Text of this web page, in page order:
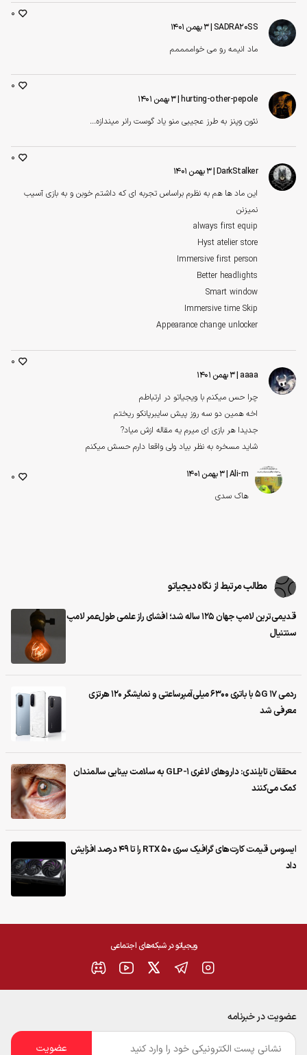
SADRA20SS| ۳ بهمن ۱۴۰۱
ماد انیمه رو می خواممممم
0
hurting-other-pepole| ۳ بهمن ۱۴۰۱
نئون وپنز به طرز عجیبی منو یاد گوست رانر میندازه...
0
DarkStalker| ۳ بهمن ۱۴۰۱
این ماد ها هم به نظرم براساس تجربه ای که داشتم خوبن و به بازی آسیب
نمیزنن
always first equip
Hyst atelier store
Immersive first person
Better headlights
Smart window
Immersive time Skip
Appearance change unlocker
0
aaaa| ۳ بهمن ۱۴۰۱
چرا حس میکنم با ویجیاتو در ارتباطم
اخه همین دو سه روز پیش سایبرپانکو ریختم
جدیدا هر بازی ای میرم یه مقاله ازش میاد?
شاید مسخره به نظر بیاد ولی واقعا دارم حسش میکنم
0
Ali-m| ۳ بهمن ۱۴۰۱
هاک سدی
0
مطالب مرتبط از نگاه دیجیاتو
قدیمی‌ترین لامپ جهان ۱۲۵ ساله شد؛ افشای راز علمی طول‌عمر لامپ
سنتنیال
ردمی 17 5G با باتری ۶۳۰۰ میلی‌آمپرساعتی و نمایشگر ۱۲۰ هرتزی
معرفی شد
محققان تایلندی: داروهای لاغری GLP-1 به سلامت بینایی سالمندان
کمک می‌کنند
ایسوس قیمت کارت‌های گرافیک سری RTX 50 را تا ۴۹ درصد افزایش
داد
ویجیاتو در شبکه‌های اجتماعی
عضویت در خبرنامه
ایمیل